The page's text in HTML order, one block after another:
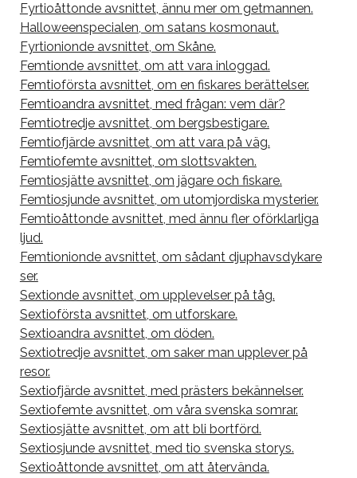
Fyrtioåttonde avsnittet, ännu mer om getmannen.
Halloweenspecialen, om satans kosmonaut.
Fyrtionionde avsnittet, om Skåne.
Femtionde avsnittet, om att vara inloggad.
Femtioförsta avsnittet, om en fiskares berättelser.
Femtioandra avsnittet, med frågan: vem där?
Femtiotredje avsnittet, om bergsbestigare.
Femtiofjärde avsnittet, om att vara på väg.
Femtiofemte avsnittet, om slottsvakten.
Femtiosjätte avsnittet, om jägare och fiskare.
Femtiosjunde avsnittet, om utomjordiska mysterier.
Femtioåttonde avsnittet, med ännu fler oförklarliga
ljud.
Femtionionde avsnittet, om sådant djuphavsdykare
ser.
Sextionde avsnittet, om upplevelser på tåg.
Sextioförsta avsnittet, om utforskare.
Sextioandra avsnittet, om döden.
Sextiotredje avsnittet, om saker man upplever på
resor.
Sextiofjärde avsnittet, med prästers bekännelser.
Sextiofemte avsnittet, om våra svenska somrar.
Sextiosjätte avsnittet, om att bli bortförd.
Sextiosjunde avsnittet, med tio svenska storys.
Sextioåttonde avsnittet, om att återvända.